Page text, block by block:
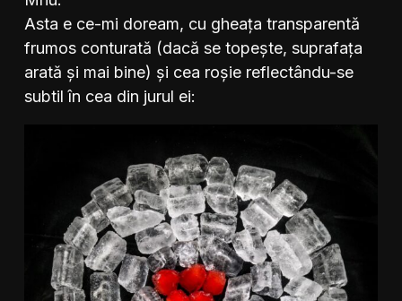
Asta e ce-mi doream, cu gheața transparentă
frumos conturată (dacă se topește, suprafața
arată și mai bine) și cea roșie reflectându-se
subtil în cea din jurul ei: